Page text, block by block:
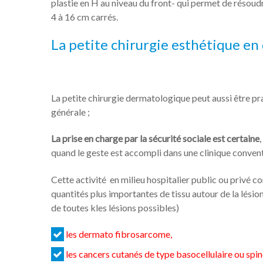
plastie en H au niveau du front- qui permet de
4 à 16 cm carrés.
La petite chirurgie esthétique en
La petite chirurgie dermatologique peut aussi être
générale ;
La prise en charge par la sécurité sociale est certaine
quand le geste est accompli dans une clinique
Cette activité en milieu hospitalier public ou privé
quantités plus importantes de tissu autour de la
de toutes kles lésions possibles)
les dermato fibrosarcome,
les cancers cutanés de type basocellulaire ou